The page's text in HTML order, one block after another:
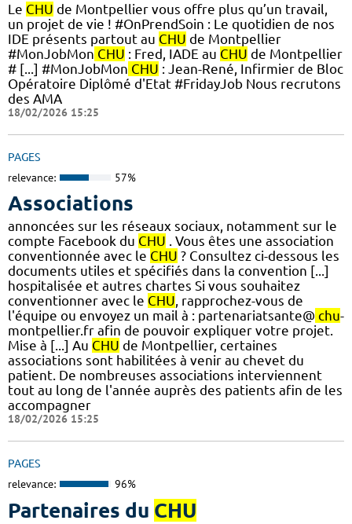
Le CHU de Montpellier vous offre plus qu’un travail,
un projet de vie ! #OnPrendSoin : Le quotidien de nos
IDE présents partout au CHU de Montpellier
#MonJobMon CHU : Fred, IADE au CHU de Montpellier
# [...] #MonJobMon CHU : Jean-René, Infirmier de Bloc
Opératoire Diplômé d'Etat #FridayJob Nous recrutons
des AMA
18/02/2026 15:25
PAGES
relevance: 57%
Associations
annoncées sur les réseaux sociaux, notamment sur le
compte Facebook du CHU . Vous êtes une association
conventionnée avec le CHU ? Consultez ci-dessous les
documents utiles et spécifiés dans la convention [...]
hospitalisée et autres chartes Si vous souhaitez
conventionner avec le CHU, rapprochez-vous de
l'équipe ou envoyez un mail à : partenariatsante@ chu-
montpellier.fr afin de pouvoir expliquer votre projet.
Mise à [...] Au CHU de Montpellier, certaines
associations sont habilitées à venir au chevet du
patient. De nombreuses associations interviennent
tout au long de l'année auprès des patients afin de les
accompagner
18/02/2026 15:25
PAGES
relevance: 96%
Partenaires du CHU